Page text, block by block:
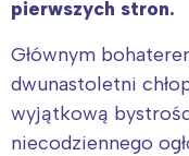
pierwszych stron.
Głównym
dwunastoletni
wyjątkową
niecodziennego